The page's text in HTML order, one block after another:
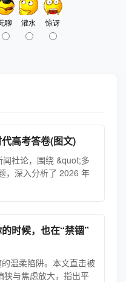
高考答卷(图文)
社论，围绕 &quot;多
，深入分析了 2026 年
时候，也在“禁锢”
温柔陷阱。本文直击被
狭与焦虑放大，指出平